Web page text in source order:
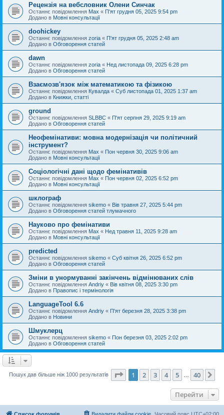
Рецензія на вебсловник Олени Синчак
Останнє повідомлення Max « П'ят грудня 05, 2025 9:54 pm
Додано в Мовні консультації
doohickey
Останнє повідомлення zoria « П'ят грудня 05, 2025 2:48 am
Додано в Обговорення статей
dawn
Останнє повідомлення zoria « Нед листопада 09, 2025 6:28 pm
Додано в Обговорення статей
Взаємозв'язок між математикою та фізикою
Останнє повідомлення Кувалда « Суб листопада 01, 2025 1:37 am
Додано в Книжки, статті
ground
Останнє повідомлення SLBBC « П'ят серпня 29, 2025 9:19 am
Додано в Обговорення статей
Неофемінативи: мовна модернізація чи політичний
інструмент?
Останнє повідомлення Max « Пон червня 30, 2025 9:06 am
Додано в Мовні консультації
Соціологічні дані щодо фемінативів
Останнє повідомлення Max « Пон червня 02, 2025 6:52 pm
Додано в Мовні консультації
шклограф
Останнє повідомлення sikemo « Вів травня 27, 2025 5:44 pm
Додано в Обговорення статей тлумачного
Науково про фемінативи
Останнє повідомлення Max « Нед травня 11, 2025 9:28 am
Додано в Мовні консультації
predicted
Останнє повідомлення sikemo « Суб квітня 26, 2025 6:52 pm
Додано в Обговорення статей
Зміни в унормуванні закінчень відмінюваних слів
Останнє повідомлення Andriy « Вів квітня 08, 2025 3:30 pm
Додано в Правопис і термінологія
LanguageTool 6.6
Останнє повідомлення Andriy « П'ят березня 28, 2025 3:38 pm
Додано в Новини
Шмуклерц
Останнє повідомлення sikemo « Пон березня 03, 2025 2:02 pm
Додано в Обговорення статей
Пошук дав більше ніж 1000 результатів Сторінка 1 40
1 2 3 4 5 40
Перейти
Список форумів Часовий пояс UTC+02:00
Видалити файли cookie